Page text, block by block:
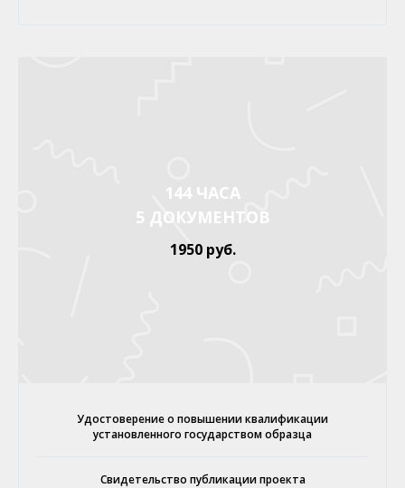
144 ЧАСА
5 ДОКУМЕНТОВ
1950 руб.
Удостоверение о повышении квалификации
установленного государством образца
Свидетельство публикации проекта